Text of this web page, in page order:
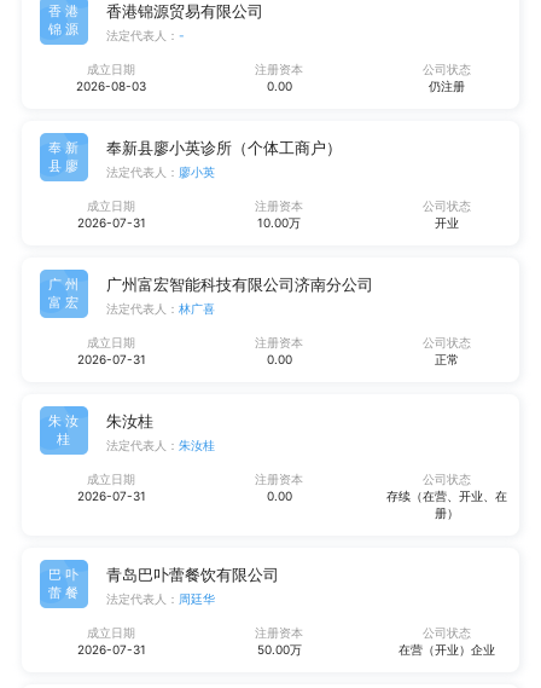
香港
锦源
香港锦源贸易有限公司
法定代表人： -
成立日期
2026-08-03
注册资本
0.00
公司状态
仍注册
奉新
县廖
奉新县廖小英诊所（个体工商户）
法定代表人： 廖小英
成立日期
2026-07-31
注册资本
10.00万
公司状态
开业
广州
富宏
广州富宏智能科技有限公司济南分公司
法定代表人： 林广喜
成立日期
2026-07-31
注册资本
0.00
公司状态
正常
朱汝
桂
朱汝桂
法定代表人： 朱汝桂
成立日期
2026-07-31
注册资本
0.00
公司状态
存续（在营、开业、在
册）
巴卟
蕾餐
青岛巴卟蕾餐饮有限公司
法定代表人： 周廷华
成立日期
2026-07-31
注册资本
50.00万
公司状态
在营（开业）企业